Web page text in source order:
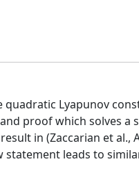
Lyapunov
proof which solves
in (Zaccarian et al.,
leads to